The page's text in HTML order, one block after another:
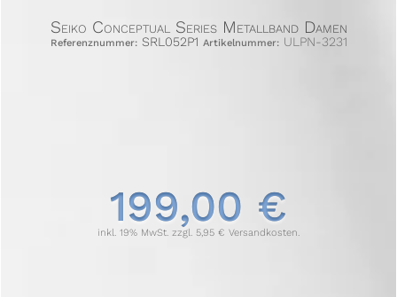
Seiko Conceptual Series Metallband Damen
Referenznummer: SRL052P1 Artikelnummer:ULPN-3231
199,00 €
inkl. 19% MwSt. zzgl. 5,95 € Versandkosten.